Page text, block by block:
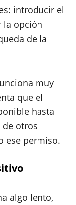
introducir el
la opción
de la
muy
que el
hasta
de otros
ese permiso.
algo lento,